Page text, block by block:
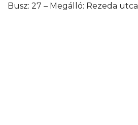
Busz: 27 – Megálló: Rezeda utca